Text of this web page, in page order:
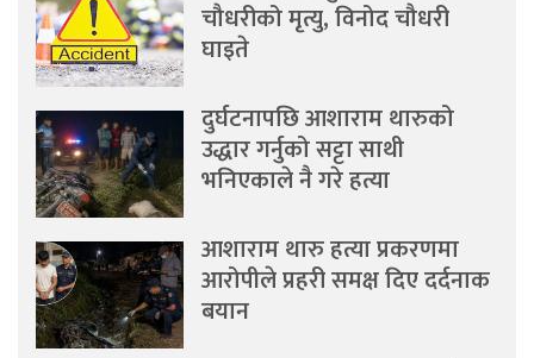
चौधरीको मृत्यु, विनोद चौधरी
घाइते
दुर्घटनापछि आशाराम थारुको
उद्धार गर्नुको सट्टा साथी
भनिएकाले नै गरे हत्या
आशाराम थारु हत्या प्रकरणमा
आरोपीले प्रहरी समक्ष दिए दर्दनाक
बयान